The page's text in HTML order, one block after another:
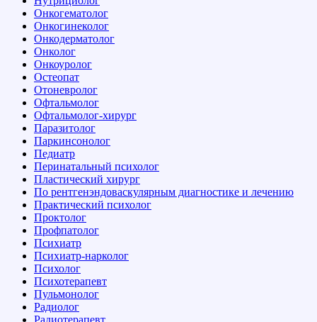
Онкогематолог
Онкогинеколог
Онкодерматолог
Онколог
Онкоуролог
Остеопат
Отоневролог
Офтальмолог
Офтальмолог-хирург
Паразитолог
Паркинсонолог
Педиатр
Перинатальный психолог
Пластический хирург
По рентгенэндоваскулярным диагностике и лечению
Практический психолог
Проктолог
Профпатолог
Психиатр
Психиатр-нарколог
Психолог
Психотерапевт
Пульмонолог
Радиолог
Радиотерапевт